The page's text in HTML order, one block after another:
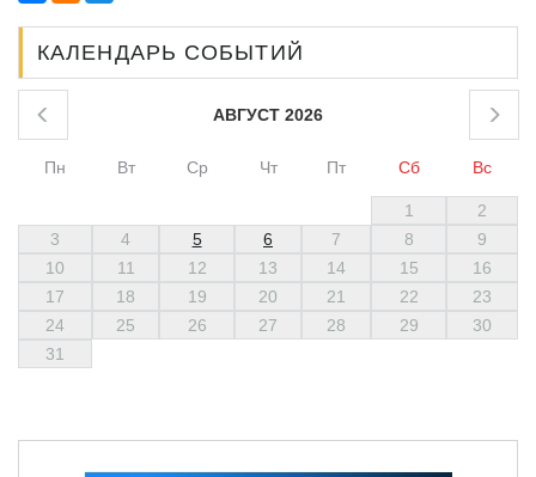
КАЛЕНДАРЬ СОБЫТИЙ
АВГУСТ 2026
Пн Вт Ср Чт Пт Сб Вс
1
2
3
4 5 6 7 8
9
10
11 12 13 14 15
16
17
18 19 20 21 22
23
24
25 26 27 28 29
30
31